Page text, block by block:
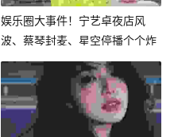
娱乐圈大事件！宁艺卓夜店风
波、蔡琴封麦、星空停播个个炸
热搜